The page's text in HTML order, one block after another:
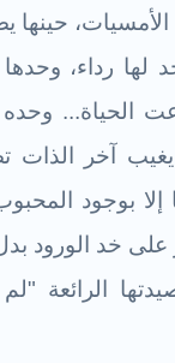
الأمسيات، حينها
لها رداء،
الحياة...
يغيب آخر الذات
إلا بوجود
على خد الورود
الرائعة